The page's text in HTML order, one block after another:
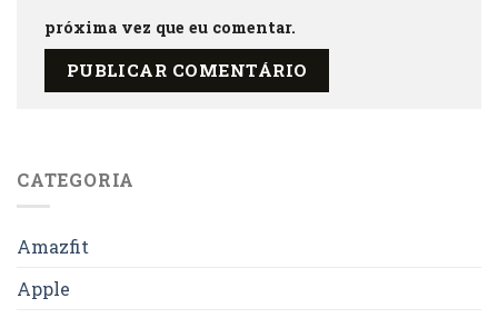
próxima vez que eu comentar.
CATEGORIA
Amazfit
Apple